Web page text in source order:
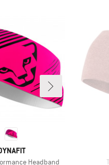
Headband